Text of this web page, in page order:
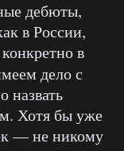
дебюты,
в России,
в
дело с
назвать
Хотя бы уже
— не никому